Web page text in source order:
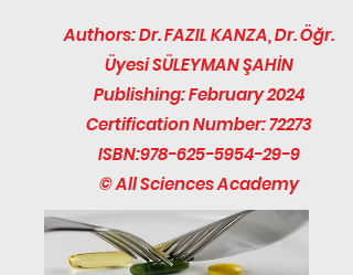
Authors: Dr. FAZIL KANZA, Dr. Öğr.
Üyesi SÜLEYMAN ŞAHİN
Publishing: February 2024
Certification Number: 72273
ISBN:978-625-5954-29-9
© All Sciences Academy